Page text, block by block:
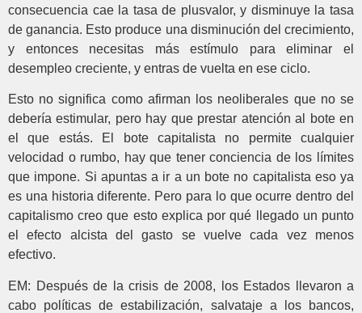
consecuencia cae la tasa de plusvalor, y disminuye la tasa
de ganancia. Esto produce una disminución del crecimiento,
y entonces necesitas más estímulo para eliminar el
desempleo creciente, y entras de vuelta en ese ciclo.
Esto no significa como afirman los neoliberales que no se
debería estimular, pero hay que prestar atención al bote en
el que estás. El bote capitalista no permite cualquier
velocidad o rumbo, hay que tener conciencia de los límites
que impone. Si apuntas a ir a un bote no capitalista eso ya
es una historia diferente. Pero para lo que ocurre dentro del
capitalismo creo que esto explica por qué llegado un punto
el efecto alcista del gasto se vuelve cada vez menos
efectivo.
EM: Después de la crisis de 2008, los Estados llevaron a
cabo políticas de estabilización, salvataje a los bancos,